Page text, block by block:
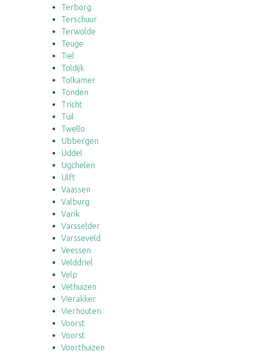
Terborg
Terschuur
Terwolde
Teuge
Tiel
Toldijk
Tolkamer
Tonden
Tricht
Tuil
Twello
Ubbergen
Uddel
Ugchelen
Ulft
Vaassen
Valburg
Varik
Varsselder
Varsseveld
Veessen
Velddriel
Velp
Vethuizen
Vierakker
Vierhouten
Voorst
Voorst
Voorthuizen